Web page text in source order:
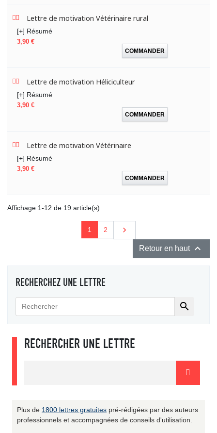
Lettre de motivation Vétérinaire rural
[+] Résumé
Prix
3,90 €
COMMANDER
Lettre de motivation Héliciculteur
[+] Résumé
Prix
3,90 €
COMMANDER
Lettre de motivation Vétérinaire
[+] Résumé
Prix
3,90 €
COMMANDER
Affichage 1-12 de 19 article(s)
1 2 Suivant

Retour en haut 
RECHERCHEZ UNE LETTRE

RECHERCHER UNE LETTRE
Plus de 1800 lettres gratuites pré-rédigées par des auteurs
professionnels et accompagnées de conseils d'utilisation.